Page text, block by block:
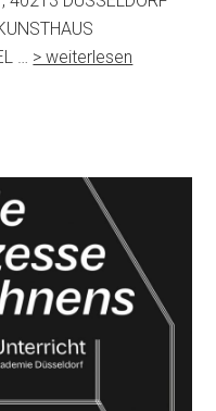
… > weiterlesen